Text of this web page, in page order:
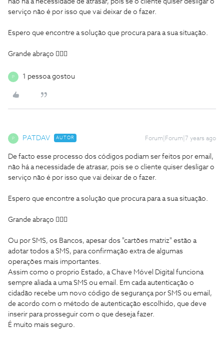
não há a necessidade de atrasar, pois se o cliente quiser desligar o
serviço não é por isso que vai deixar de o fazer.
Espero que encontre a solução que procura para a sua situação.
Grande abraço 👍🏻😊
P 1 pessoa gostou
P PATDAV AUTOR Forum|Forum|7 years ago
De facto esse processo dos códigos podiam ser feitos por email,
não há a necessidade de atrasar, pois se o cliente quiser desligar o
serviço não é por isso que vai deixar de o fazer.
Espero que encontre a solução que procura para a sua situação.
Grande abraço 👍🏻😊
Ou por SMS, os Bancos, apesar dos "cartões matriz" estão a
adotar todos a SMS, para confirmação extra de algumas
operações mais importantes.
Assim como o proprio Estado, a Chave Móvel Digital funciona
sempre aliada a uma SMS ou email. Em cada autenticação o
cidadão recebe um novo código de segurança por SMS ou email,
de acordo com o método de autenticação escolhido, que deve
inserir para prosseguir com o que deseja fazer.
É muito mais seguro.